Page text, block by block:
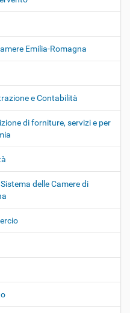
Emilia-Romagna
e Contabilità
di forniture, servizi e per
delle Camere di